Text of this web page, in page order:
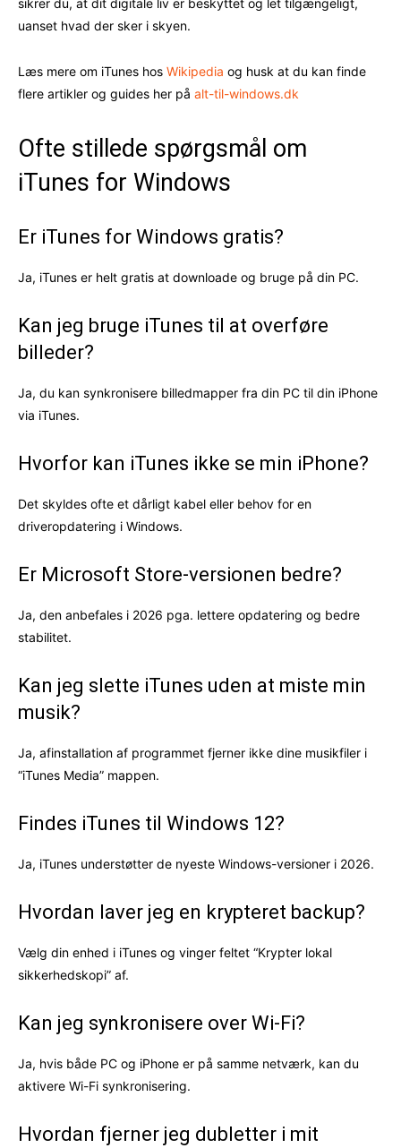
sikrer du, at dit digitale liv er beskyttet og let tilgængeligt,
uanset hvad der sker i skyen.
Læs mere om iTunes hos Wikipedia og husk at du kan finde
flere artikler og guides her på alt-til-windows.dk
Ofte stillede spørgsmål om
iTunes for Windows
Er iTunes for Windows gratis?
Ja, iTunes er helt gratis at downloade og bruge på din PC.
Kan jeg bruge iTunes til at overføre
billeder?
Ja, du kan synkronisere billedmapper fra din PC til din iPhone
via iTunes.
Hvorfor kan iTunes ikke se min iPhone?
Det skyldes ofte et dårligt kabel eller behov for en
driveropdatering i Windows.
Er Microsoft Store-versionen bedre?
Ja, den anbefales i 2026 pga. lettere opdatering og bedre
stabilitet.
Kan jeg slette iTunes uden at miste min
musik?
Ja, afinstallation af programmet fjerner ikke dine musikfiler i
“iTunes Media” mappen.
Findes iTunes til Windows 12?
Ja, iTunes understøtter de nyeste Windows-versioner i 2026.
Hvordan laver jeg en krypteret backup?
Vælg din enhed i iTunes og vinger feltet “Krypter lokal
sikkerhedskopi” af.
Kan jeg synkronisere over Wi-Fi?
Ja, hvis både PC og iPhone er på samme netværk, kan du
aktivere Wi-Fi synkronisering.
Hvordan fjerner jeg dubletter i mit